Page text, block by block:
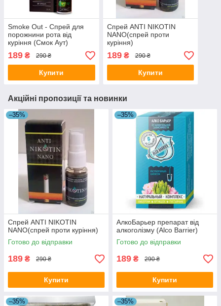
Smoke Out - Спрей для
порожнини рота від
куріння (Смок Аут)
189 ₴ 290 ₴
Купити
Спрей ANTI NIKOTIN
NANO(спрей проти
куріння)
189₴ 290 ₴
Купити
Акційні пропозиції та новинки
–35%
Спрей ANTI NIKOTIN
NANO(спрей проти куріння)
Готово до відправки
189 ₴ 290 ₴
Купити
–35%
АлкоБарьер препарат від
алкоголізму (Alco Barrier)
Готово до відправки
189 ₴ 290 ₴
Купити
–35% –35%